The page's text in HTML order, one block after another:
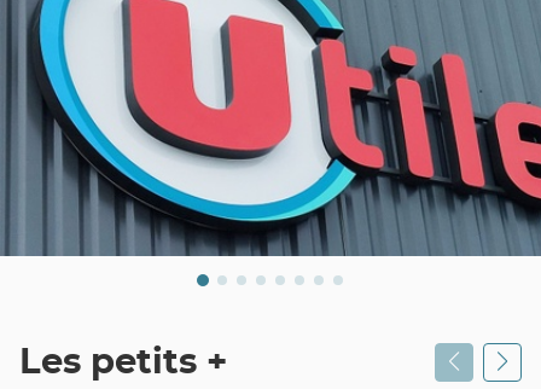
Les petits +